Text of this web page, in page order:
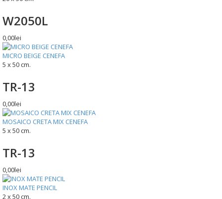
W2050L
0,00lei
MICRO BEIGE CENEFA
5 x 50 cm.
TR-13
0,00lei
MOSAICO CRETA MIX CENEFA
5 x 50 cm.
TR-13
0,00lei
INOX MATE PENCIL
2 x 50 cm.